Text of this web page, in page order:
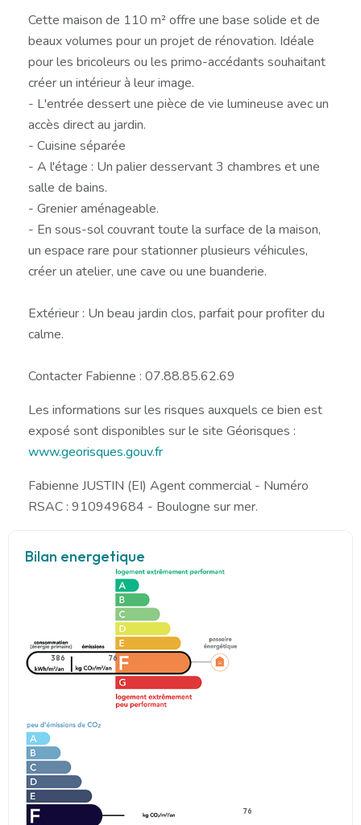
Cette maison de 110 m² offre une base solide et de
beaux volumes pour un projet de rénovation. Idéale
pour les bricoleurs ou les primo-accédants souhaitant
créer un intérieur à leur image.
- L'entrée dessert une pièce de vie lumineuse avec un
accès direct au jardin.
- Cuisine séparée
- A l'étage : Un palier desservant 3 chambres et une
salle de bains.
- Grenier aménageable.
- En sous-sol couvrant toute la surface de la maison,
un espace rare pour stationner plusieurs véhicules,
créer un atelier, une cave ou une buanderie.
Extérieur : Un beau jardin clos, parfait pour profiter du
calme.
Contacter Fabienne : 07.88.85.62.69
Les informations sur les risques auxquels ce bien est
exposé sont disponibles sur le site Géorisques :
www.georisques.gouv.fr
Fabienne JUSTIN (EI) Agent commercial - Numéro
RSAC : 910949684 - Boulogne sur mer.
Bilan energetique
386 76
76